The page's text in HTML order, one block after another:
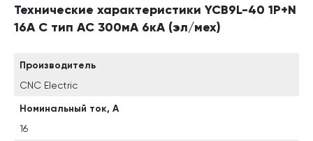
Технические характеристики YCB9L-40 1P+N
16A C тип AC 300мА 6кА (эл/мех)
Производитель
CNC Electric
Номинальный ток, А
16